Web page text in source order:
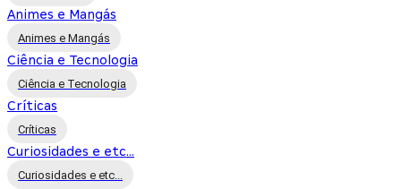
Animes e Mangás
Animes e Mangás
Ciência e Tecnologia
Ciência e Tecnologia
Críticas
Críticas
Curiosidades e etc...
Curiosidades e etc...